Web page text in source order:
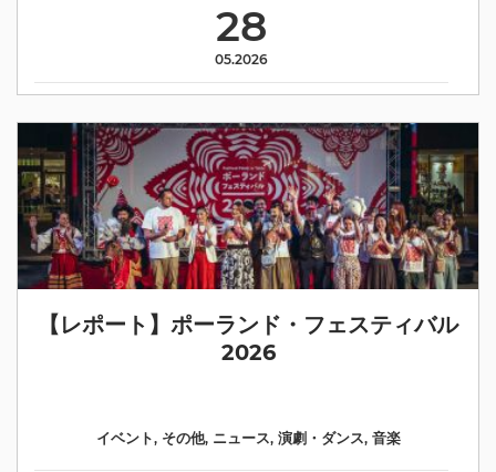
28
05.2026
【レポート】ポーランド・フェスティバル
2026
イベント, その他, ニュース, 演劇・ダンス, 音楽